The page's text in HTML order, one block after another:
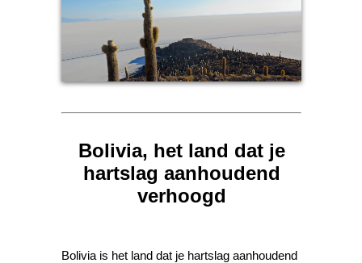
Bolivia, het land dat je
hartslag aanhoudend
verhoogd
Bolivia is het land dat je hartslag aanhoudend